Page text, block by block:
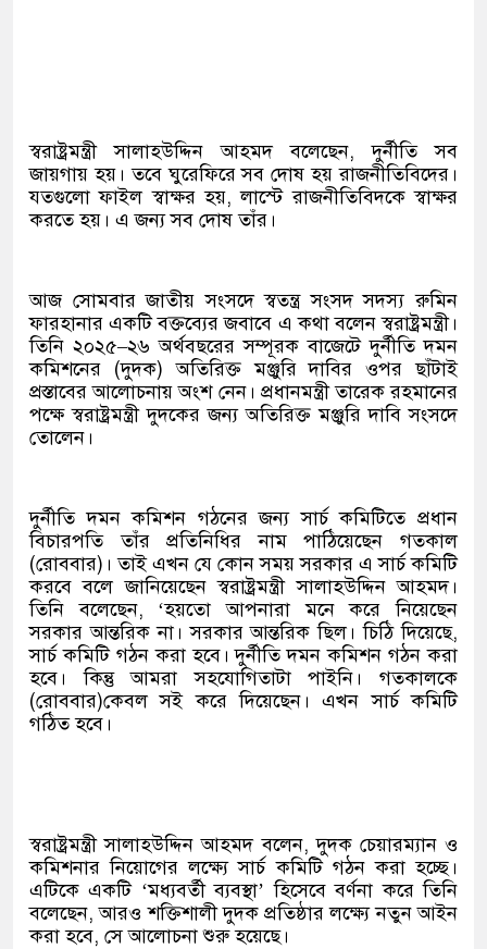
স্বরাষ্ট্রমন্ত্রী সালাহউদ্দিন আহমদ বলেছেন, দুর্নীতি সব
জায়গায় হয়। তবে ঘুরেফিরে সব দোষ হয় রাজনীতিবিদের।
যতগুলো ফাইল স্বাক্ষর হয়, লাস্টে রাজনীতিবিদকে স্বাক্ষর
করতে হয়। এ জন্য সব দোষ তাঁর।
আজ সোমবার জাতীয় সংসদে স্বতন্ত্র সংসদ সদস্য রুমিন
ফারহানার একটি বক্তব্যের জবাবে এ কথা বলেন স্বরাষ্ট্রমন্ত্রী।
তিনি ২০২৫–২৬ অর্থবছরের সম্পূরক বাজেটে দুর্নীতি দমন
কমিশনের (দুদক) অতিরিক্ত মঞ্জুরি দাবির ওপর ছাঁটাই
প্রস্তাবের আলোচনায় অংশ নেন। প্রধানমন্ত্রী তারেক রহমানের
পক্ষে স্বরাষ্ট্রমন্ত্রী দুদকের জন্য অতিরিক্ত মঞ্জুরি দাবি সংসদে
তোলেন।
দুর্নীতি দমন কমিশন গঠনের জন্য সার্চ কমিটিতে প্রধান
বিচারপতি তাঁর প্রতিনিধির নাম পাঠিয়েছেন গতকাল
(রোববার)। তাই এখন যে কোন সময় সরকার এ সার্চ কমিটি
করবে বলে জানিয়েছেন স্বরাষ্ট্রমন্ত্রী সালাহউদ্দিন আহমদ।
তিনি বলেছেন, ‘হয়তো আপনারা মনে করে নিয়েছেন
সরকার আন্তরিক না। সরকার আন্তরিক ছিল। চিঠি দিয়েছে,
সার্চ কমিটি গঠন করা হবে। দুর্নীতি দমন কমিশন গঠন করা
হবে। কিন্তু আমরা সহযোগিতাটা পাইনি। গতকালকে
(রোববার)কেবল সই করে দিয়েছেন। এখন সার্চ কমিটি
গঠিত হবে।
স্বরাষ্ট্রমন্ত্রী সালাহউদ্দিন আহমদ বলেন, দুদক চেয়ারম্যান ও
কমিশনার নিয়োগের লক্ষ্যে সার্চ কমিটি গঠন করা হচ্ছে।
এটিকে একটি ‘মধ্যবর্তী ব্যবস্থা’ হিসেবে বর্ণনা করে তিনি
বলেছেন, আরও শক্তিশালী দুদক প্রতিষ্ঠার লক্ষ্যে নতুন আইন
করা হবে, সে আলোচনা শুরু হয়েছে।